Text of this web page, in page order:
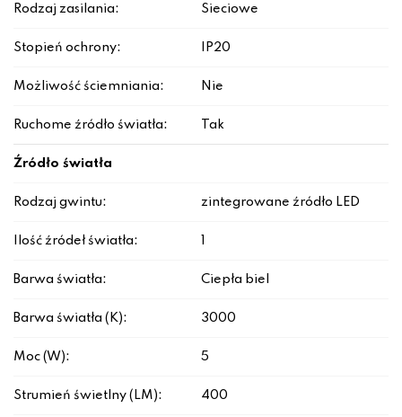
Rodzaj zasilania: Sieciowe
Stopień ochrony: IP20
Możliwość ściemniania: Nie
Ruchome źródło światła: Tak
Źródło światła
Rodzaj gwintu: zintegrowane źródło LED
Ilość źródeł światła:
Barwa światła: Ciepła biel
Barwa światła (K): 3000
Moc (W): 5
Strumień świetlny (LM): 400